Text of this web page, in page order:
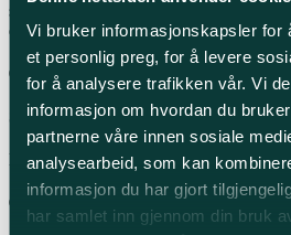
Vi bruker informasjonskapsler for
et personlig preg, for å levere
for å analysere trafikken vår. Vi
informasjon om hvordan du
partnerne våre innen sosiale
analysearbeid, som kan
informasjon du har gjort
har samlet inn gjennom din bruk
strekke et lite stykke deig så det blir
deigen revner? Da er den ferdig.
03
Stram opp deigen
Del deigen i 5 emner (ca. 250 g) og
04